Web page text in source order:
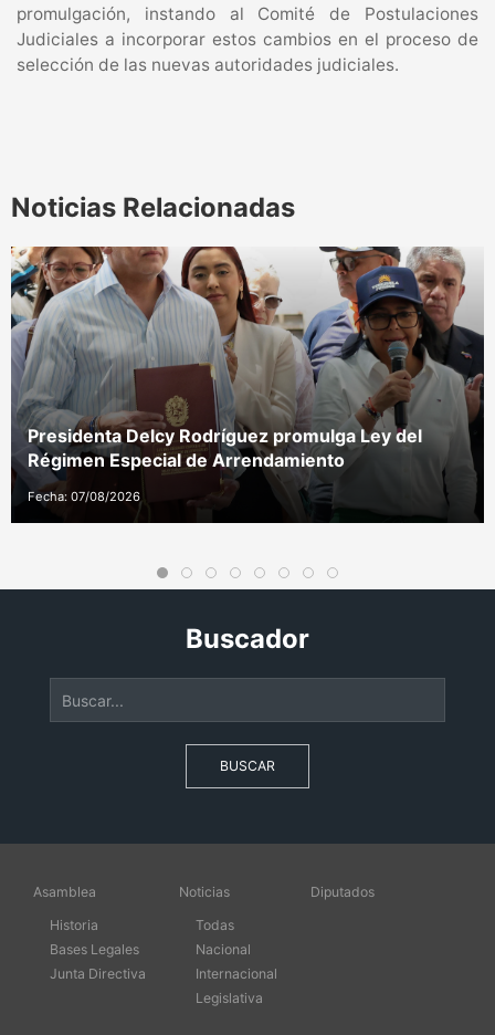
promulgación, instando al Comité de Postulaciones
Judiciales a incorporar estos cambios en el proceso de
selección de las nuevas autoridades judiciales.
Noticias Relacionadas
Presidenta Delcy Rodríguez promulga Ley del
Régimen Especial de Arrendamiento
Fecha: 07/08/2026
Buscador
BUSCAR
Asamblea
Historia
Bases Legales
Junta Directiva
Noticias
Todas
Nacional
Internacional
Legislativa
Diputados